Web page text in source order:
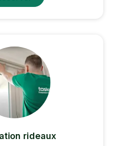
rideaux